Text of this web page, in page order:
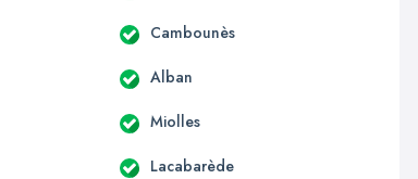
Cambounès
Alban
Miolles
Lacabarède